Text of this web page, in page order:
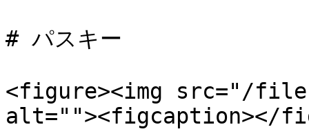
# パスキー
<figure><img src="/files/
alt=""><figcaption></